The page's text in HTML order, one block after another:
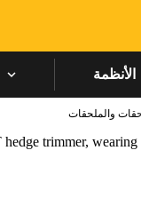
الأنظمة
والملحقات